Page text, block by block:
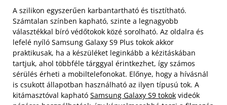
A szilikon egyszerűen karbantartható és tisztítható.
Számtalan színben kapható, szinte a legnagyobb
választékkal bíró védőtokok közé sorolható. Az oldalra és
lefelé nyíló Samsung Galaxy S9 Plus tokok akkor
praktikusak, ha a készüléket leginkább a kézitáskában
tartjuk, ahol többféle tárggyal érintkezhet, így számos
sérülés érheti a mobiltelefonokat. Előnye, hogy a hívásnál
is csukott állapotban használható az ilyen típusú tok. A
kitámasztóval kapható Samsung Galaxy S9 tokok videók